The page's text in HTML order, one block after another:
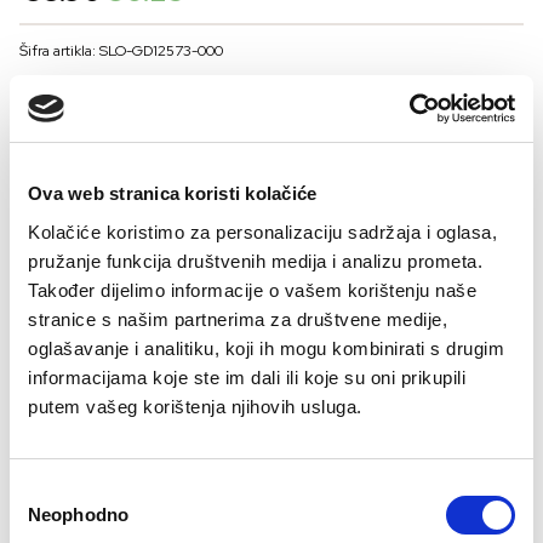
Ova web stranica koristi kolačiće
Kolačiće koristimo za personalizaciju sadržaja i oglasa,
pružanje funkcija društvenih medija i analizu prometa.
Također dijelimo informacije o vašem korištenju naše
stranice s našim partnerima za društvene medije,
oglašavanje i analitiku, koji ih mogu kombinirati s drugim
informacijama koje ste im dali ili koje su oni prikupili
putem vašeg korištenja njihovih usluga.
Selection
Neophodno
price
was:
€8.90.
price
is:
€6.23.
Šifra artikla: SLO-GD12573-000
BOJA
VELIČNA
36 38 40 42 44 46
Kalkulator velicine
- + DODAJTE U KORPU
Sastav: